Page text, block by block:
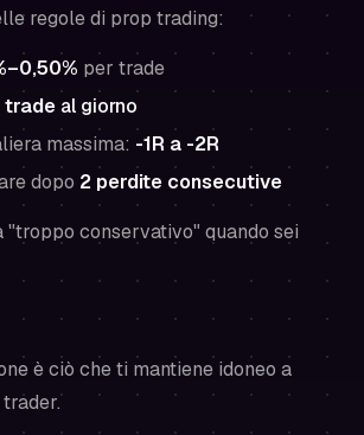
regole di prop trading:
per trade
trade al giorno
massima: -1R a -2R
dopo 2 perdite consecutive
"troppo conservativo" quando sei
è ciò che ti mantiene idoneo a